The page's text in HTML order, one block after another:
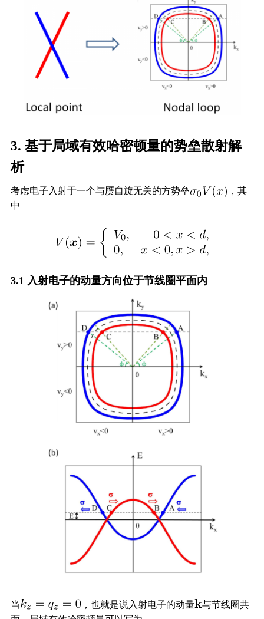
3. 基于局域有效哈密顿量的势垒散射解
析
考虑电子入射于一个与赝自旋无关的方势垒
，其
中
3.1 入射电子的动量方向位于节线圈平面内
当 ，也就是说入射电子的动量
与节线圈共